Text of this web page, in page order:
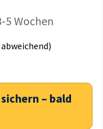
5 Wochen
– bald